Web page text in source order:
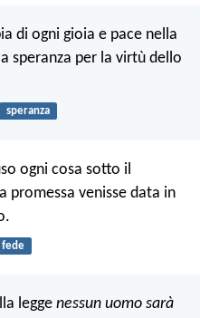
di ogni gioia e pace nella
speranza per la virtù dello
speranza
ogni cosa sotto il
promessa venisse data in
fede
legge nessun uomo sarà